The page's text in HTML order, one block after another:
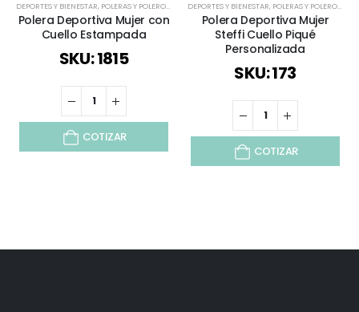
DEPORTES Y BIENESTAR, POLERAS Y POLERONES ROPA DE TRABAJO Y PUBLICITARIO,ROPA
Polera Deportiva Mujer con
Cuello Estampada
SKU: 1815
COTIZAR
DEPORTES Y BIENESTAR, POLERAS Y POLERONES
Polera Deportiva Mujer
Steffi Cuello Piqué
Personalizada
SKU: 173
COTIZAR